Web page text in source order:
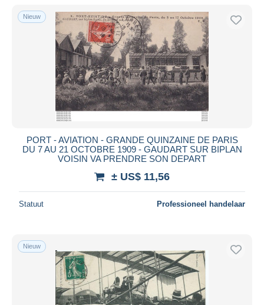
Nieuw
PORT - AVIATION - GRANDE QUINZAINE DE PARIS
DU 7 AU 21 OCTOBRE 1909 - GAUDART SUR BIPLAN
VOISIN VA PRENDRE SON DEPART
± US$ 11,56
Statuut Professioneel handelaar
Nieuw